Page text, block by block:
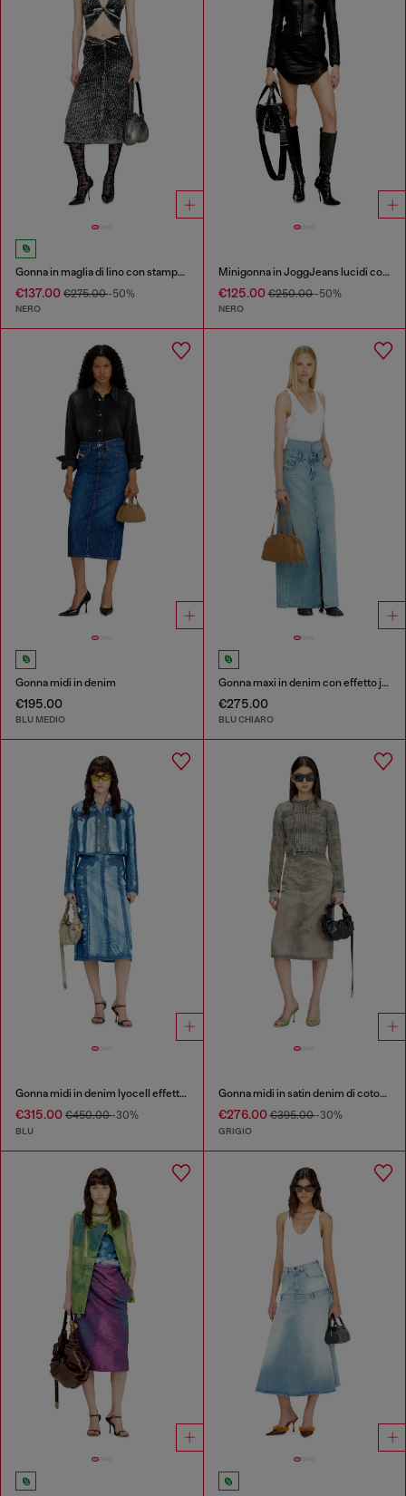
Gonna in maglia di lino con stampa interna
€137.00 €275.00-50%
NERO
Minigonna in JoggJeans lucidi con finitura spalmata
€125.00€250.00-50%
NERO
Gonna midi in denim
€195.00
BLU MEDIO
Gonna maxi in denim con effetto jean‑illusion e spacchi
€275.00
BLU CHIARO
Gonna midi in denim lyocell effetto X-Ray
€315.00 €450.00-30%
BLU
Gonna midi in satin denim di cotone e canapa
€276.00€395.00-30%
GRIGIO